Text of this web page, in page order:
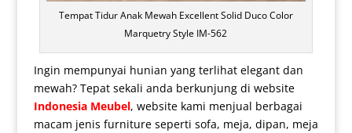
Tempat Tidur Anak Mewah Excellent Solid Duco Color
Marquetry Style IM-562
Ingin mempunyai hunian yang terlihat elegant dan
mewah? Tepat sekali anda berkunjung di website
Indonesia Meubel, website kami menjual berbagai
macam jenis furniture seperti sofa, meja, dipan, meja